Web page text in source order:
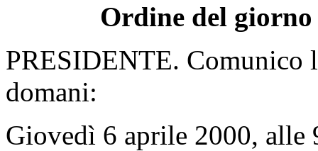
Ordine del
PRESIDENTE. Comunico
domani:
Giovedì 6 aprile 2000, alle